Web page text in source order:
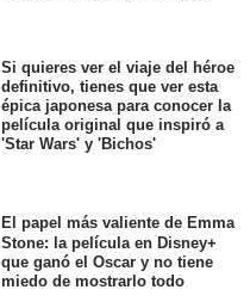
Si quieres ver el viaje del héroe
definitivo, tienes que ver esta
épica japonesa para conocer la
película original que inspiró a
'Star Wars' y 'Bichos'
El papel más valiente de Emma
Stone: la película en Disney+
que ganó el Oscar y no tiene
miedo de mostrarlo todo